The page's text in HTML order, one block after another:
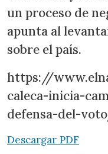
un proceso de
apunta al
sobre el país.
https://
caleca-inicia-
defensa-del-
Descargar PDF